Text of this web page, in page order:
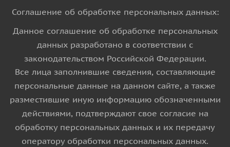
Соглашение об обработке персональных данных:
Данное соглашение об обработке персональных
данных разработано в соответствии с
законодательством Российской Федерации.
Все лица заполнившие сведения, составляющие
персональные данные на данном сайте, а также
разместившие иную информацию обозначенными
действиями, подтверждают свое согласие на
обработку персональных данных и их передачу
оператору обработки персональных данных.